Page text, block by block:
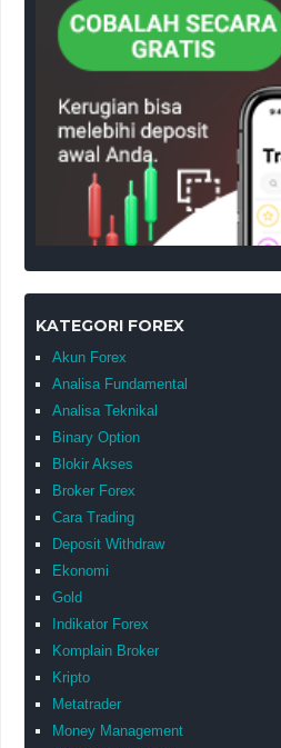
KATEGORI FOREX
Akun Forex
Analisa Fundamental
Analisa Teknikal
Binary Option
Blokir Akses
Broker Forex
Cara Trading
Deposit Withdraw
Ekonomi
Gold
Indikator Forex
Komplain Broker
Kripto
Metatrader
Money Management